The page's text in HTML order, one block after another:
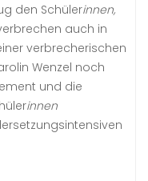
den Schülerinnen,
auch in
verbrecherischen
Wenzel noch
und die
innen